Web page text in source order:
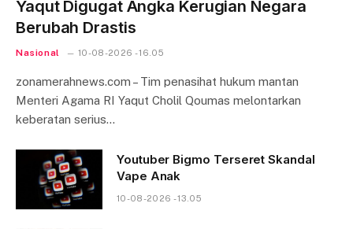
Yaqut Digugat Angka Kerugian Negara
Berubah Drastis
Nasional 10-08-2026 - 16.05
zonamerahnews.com – Tim penasihat hukum mantan
Menteri Agama RI Yaqut Cholil Qoumas melontarkan
keberatan serius…
Youtuber Bigmo Terseret Skandal
Vape Anak
10-08-2026 - 13.05